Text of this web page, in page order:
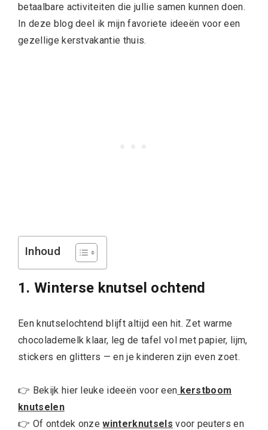
betaalbare activiteiten die jullie samen kunnen doen.
In deze blog deel ik mijn favoriete ideeën voor een
gezellige kerstvakantie thuis.
Inhoud
1. Winterse knutsel ochtend
Een knutselochtend blijft altijd een hit. Zet warme
chocolademelk klaar, leg de tafel vol met papier, lijm,
stickers en glitters — en je kinderen zijn even zoet.
👉 Bekijk hier leuke ideeën voor een kerstboom
knutselen
👉 Of ontdek onzewinterknutsels voor peuters en